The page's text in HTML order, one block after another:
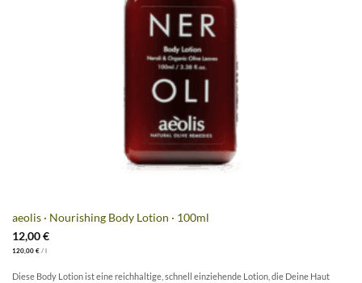
aeolis · Nourishing Body Lotion · 100ml
12,00€
120,00 €/ l
Diese Body Lotion ist eine reichhaltige, schnell einziehende Lotion, die Deine Haut